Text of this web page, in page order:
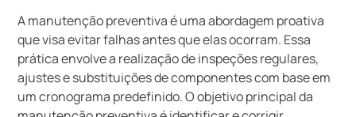
A manutenção preventiva é uma abordagem proativa
que visa evitar falhas antes que elas ocorram. Essa
prática envolve a realização de inspeções regulares,
ajustes e substituições de componentes com base em
um cronograma predefinido. O objetivo principal da